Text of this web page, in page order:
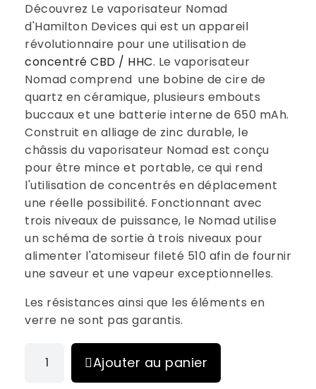
Découvrez Le vaporisateur Nomad
d'Hamilton Devices qui est un appareil
révolutionnaire pour une utilisation de
concentré CBD / HHC. Le vaporisateur
Nomad comprend une bobine de cire de
quartz en céramique, plusieurs embouts
buccaux et une batterie interne de 650 mAh.
Construit en alliage de zinc durable, le
châssis du vaporisateur Nomad est conçu
pour être mince et portable, ce qui rend
l'utilisation de concentrés en déplacement
une réelle possibilité. Fonctionnant avec
trois niveaux de puissance, le Nomad utilise
un schéma de sortie à trois niveaux pour
alimenter l'atomiseur fileté 510 afin de fournir
une saveur et une vapeur exceptionnelles.
Les résistances ainsi que les éléments en
verre ne sont pas garantis.
Ajouter au panier